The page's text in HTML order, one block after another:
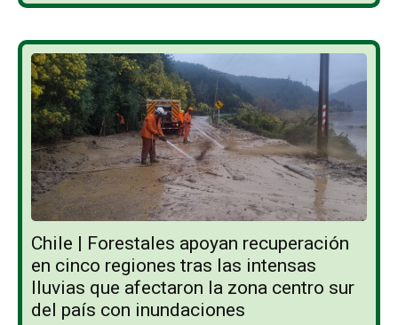
Chile | Forestales apoyan recuperación
en cinco regiones tras las intensas
lluvias que afectaron la zona centro sur
del país con inundaciones